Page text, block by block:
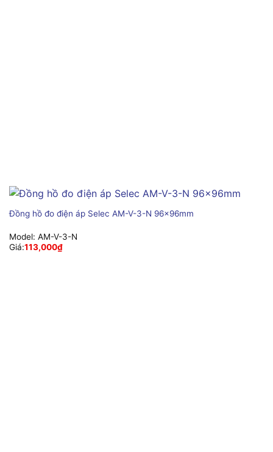
Đồng hồ đo điện áp Selec AM-V-3-N 96x96mm
Model: AM-V-3-N
Giá:113,000₫